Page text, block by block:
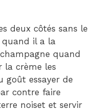
deux côtés sans le
quand il a la
quand
la crème les
goût essayer de
contre faire
noiset et servir